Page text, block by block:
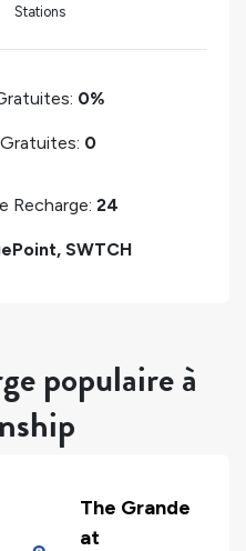
Stations
0%
0
Recharge: 24
SWTCH
populaire à
The Grande
at